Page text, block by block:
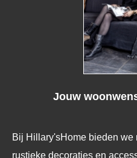
Jouw
Bij Hillary'sHome bieden we
rustieke decoraties en